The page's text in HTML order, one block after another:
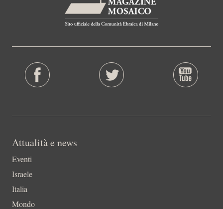
Attualità e news
Eventi
Israele
Italia
Mondo